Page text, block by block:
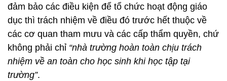
đảm bảo các điều kiện để tổ chức hoạt động giáo
dục thì trách nhiệm về điều đó trước hết thuộc về
các cơ quan tham mưu và các cấp thẩm quyền, chứ
không phải chỉ “nhà trường hoàn toàn chịu trách
nhiệm về an toàn cho học sinh khi học tập tại
trường”.